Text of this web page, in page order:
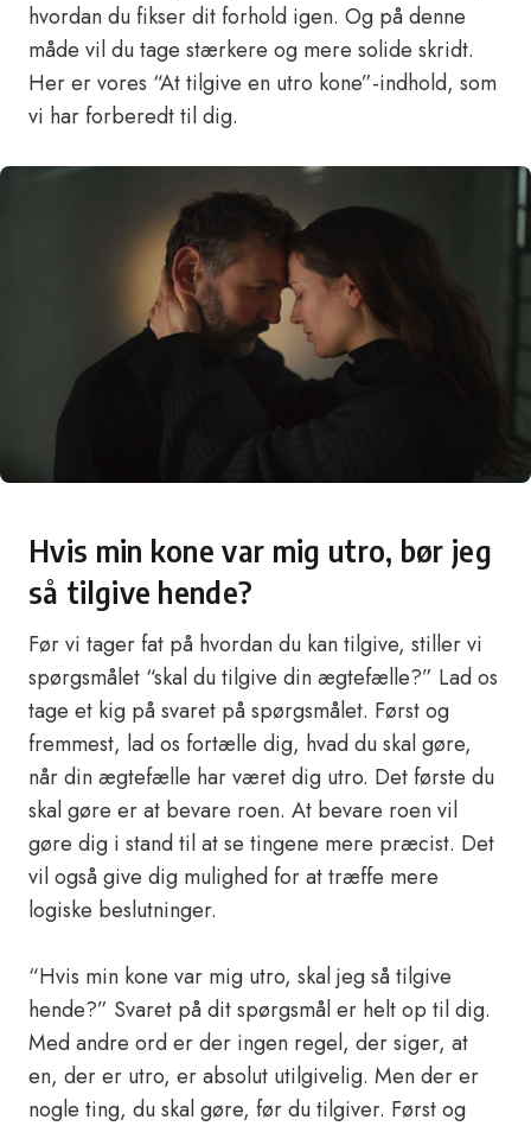
hvordan du fikser dit forhold igen. Og på denne
måde vil du tage stærkere og mere solide skridt.
Her er vores “At tilgive en utro kone”-indhold, som
vi har forberedt til dig.
Hvis min kone var mig utro, bør jeg
så tilgive hende?
Før vi tager fat på hvordan du kan tilgive, stiller vi
spørgsmålet “skal du tilgive din ægtefælle?” Lad os
tage et kig på svaret på spørgsmålet. Først og
fremmest, lad os fortælle dig, hvad du skal gøre,
når din ægtefælle har været dig utro. Det første du
skal gøre er at bevare roen. At bevare roen vil
gøre dig i stand til at se tingene mere præcist. Det
vil også give dig mulighed for at træffe mere
logiske beslutninger.
“Hvis min kone var mig utro, skal jeg så tilgive
hende?” Svaret på dit spørgsmål er helt op til dig.
Med andre ord er der ingen regel, der siger, at
en, der er utro, er absolut utilgivelig. Men der er
nogle ting, du skal gøre, før du tilgiver. Først og